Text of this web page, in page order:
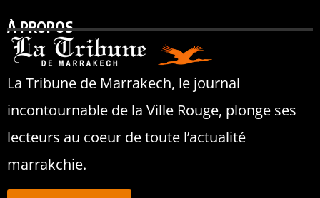
À PROPOS
La Tribune de Marrakech, le journal
incontournable de la Ville Rouge, plonge ses
lecteurs au coeur de toute l’actualité
marrakchie.